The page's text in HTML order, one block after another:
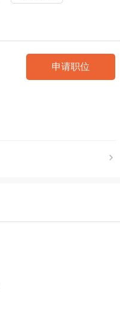
申请职位